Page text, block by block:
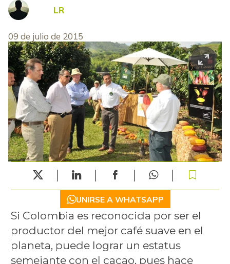
LR
09 de julio de 2015
UNIRSE A WHATSAPP
Si Colombia es reconocida por ser el
productor del mejor café suave en el
planeta, puede lograr un estatus
semejante con el cacao, pues hace